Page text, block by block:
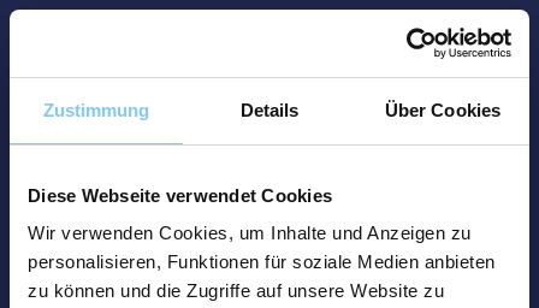
Zustimmung Details Über Cookies
Diese Webseite verwendet Cookies
Wir verwenden Cookies, um Inhalte und Anzeigen zu
personalisieren, Funktionen für soziale Medien anbieten
zu können und die Zugriffe auf unsere Website zu